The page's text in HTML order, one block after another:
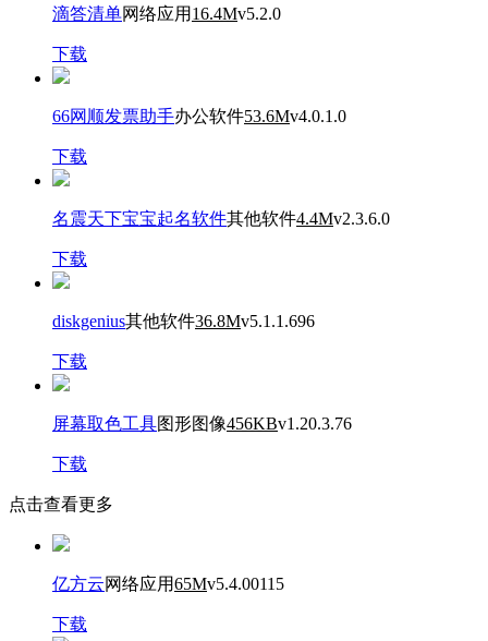
滴答清单网络应用 16.4Mv5.2.0
下载
66网顺发票助手办公软件53.6Mv4.0.1.0
下载
名震天下宝宝起名软件其他软件4.4Mv2.3.6.0
下载
diskgenius其他软件36.8Mv5.1.1.696
下载
屏幕取色工具图形图像456KBv1.20.3.76
下载
点击查看更多
亿方云网络应用65Mv5.4.00115
下载